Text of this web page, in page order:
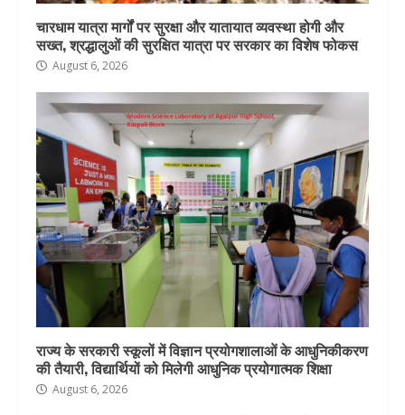
चारधाम यात्रा मार्गों पर सुरक्षा और यातायात व्यवस्था होगी और
सख्त, श्रद्धालुओं की सुरक्षित यात्रा पर सरकार का विशेष फोकस
August 6, 2026
राज्य के सरकारी स्कूलों में विज्ञान प्रयोगशालाओं के आधुनिकीकरण
की तैयारी, विद्यार्थियों को मिलेगी आधुनिक प्रयोगात्मक शिक्षा
August 6, 2026